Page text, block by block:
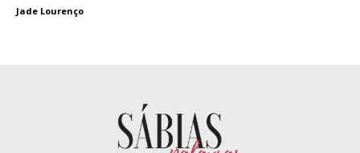
Jade Lourenço